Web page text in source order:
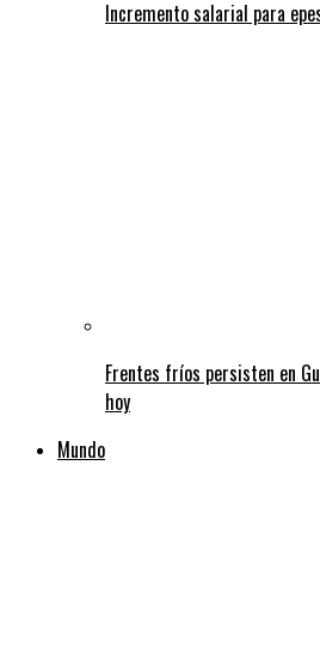
Incremento salarial para
Frentes fríos persisten en
hoy
Mundo